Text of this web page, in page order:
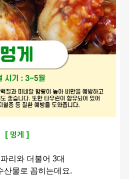
[ 멍게 ]
리와 더불어 3대
산물로 꼽히는데요.